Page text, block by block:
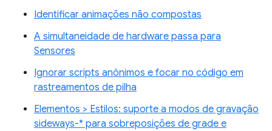
Identificar animações não compostas
A simultaneidade de hardware passa para
Sensores
Ignorar scripts anônimos e focar no código em
rastreamentos de pilha
Elementos > Estilos: suporte a modos de gravação
sideways-* para sobreposições de grade e